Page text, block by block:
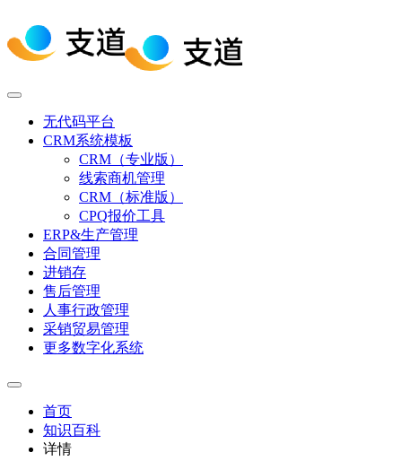
无代码平台
CRM系统模板
CRM（专业版）
线索商机管理
CRM（标准版）
CPQ报价工具
ERP&生产管理
合同管理
进销存
售后管理
人事行政管理
采销贸易管理
更多数字化系统
首页
知识百科
详情